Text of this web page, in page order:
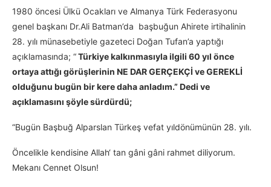
1980 öncesi Ülkü Ocakları ve Almanya Türk Federasyonu
genel başkanı Dr.Ali Batman’da başbuğun Ahirete irtihalinin
28. yılı münasebetiyle gazeteci Doğan Tufan’a yaptığı
açıklamasında; “Türkiye kalkınmasıyla ilgili 60 yıl önce
ortaya attığı görüşlerinin NE DAR GERÇEKÇİ ve GEREKLİ
olduğunu bugün bir kere daha anladım.” Dedi ve
açıklamasını şöyle sürdürdü;
“Bugün Başbuğ Alparslan Türkeş vefat yıldönümünün 28. yılı.
Öncelikle kendisine Allah‘ tan gâni gâni rahmet diliyorum.
Mekanı Cennet Olsun!